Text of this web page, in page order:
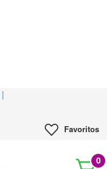
|
Favoritos
0